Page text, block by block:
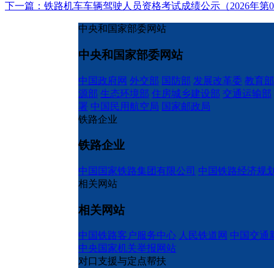
下一篇：铁路机车车辆驾驶人员资格考试成绩公示（2026年第
中央和国家部委网站
中央和国家部委网站
中国政府网 外交部 国防部 发展改革委 教育部
源部 生态环境部 住房城乡建设部 交通运输部
署 中国民用航空局 国家邮政局
铁路企业
铁路企业
中国国家铁路集团有限公司 中国铁路经济规
相关网站
相关网站
中国铁路客户服务中心 人民铁道网 中国交通
中央国家机关举报网站
对口支援与定点帮扶